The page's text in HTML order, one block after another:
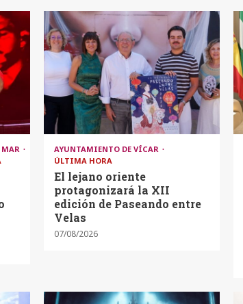
AYUNTAMIENTO DE VÍCAR
ÚLTIMA HORA
El lejano oriente
protagonizará la XII
edición de Paseando entre
Velas
07/08/2026